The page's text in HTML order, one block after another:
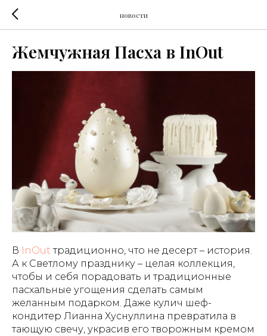
новости
Жемчужная Пасха в InOut
В InOut традиционно, что не десерт – история.
А к Светлому празднику – целая коллекция,
чтобы и себя порадовать и традиционные
пасхальные угощения сделать самым
желанным подарком. Даже кулич шеф-
кондитер Лианна Хуснуллина превратила в
тающую свечу, украсив его творожным кремом